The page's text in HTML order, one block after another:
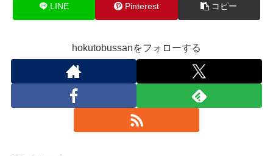
LINE Pinterest コピー
hokutobussanをフォローする